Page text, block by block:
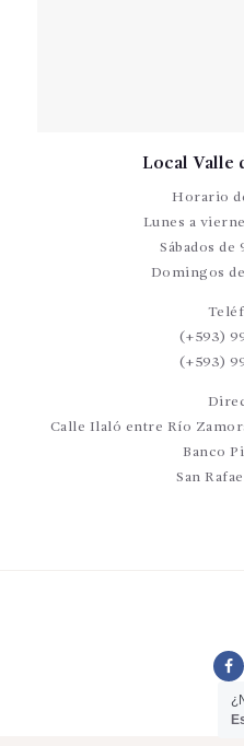
Local Valle
Horario
Lunes a
Sábados de
Domingos
(+593)
(+593)
Calle Ilaló entre Río
Banco
San